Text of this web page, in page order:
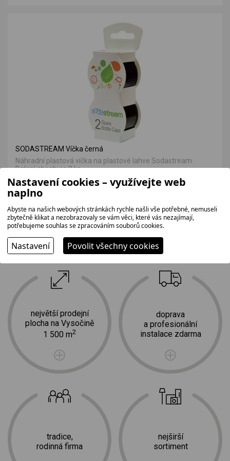
SODASTREAM Víčka černá
Náhradní plastová víčka na plastové lahve Sodastream.
Balení obsahuje 2 ks.
57 bez DPH
69 Kč
Proč jít k nám?
největší prodejní
plocha na Vysočině
1 500 m2
tradice,
rodinná firma
doprava
a profesionální
instalace zdarma
nejširší
sortiment
Nastavení cookies – využívejte web
naplno
Abyste na našich webových stránkách rychle našli vše potřebné, nemuseli
zbytečně klikat a nezobrazovaly se vám věci, které vás nezajímají,
potřebujeme souhlas se zpracováním souborů cookies.
Nastavení Povolit všechny cookies